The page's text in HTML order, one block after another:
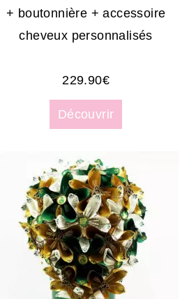
+ boutonnière + accessoire
cheveux personnalisés
229.90€
Découvrir